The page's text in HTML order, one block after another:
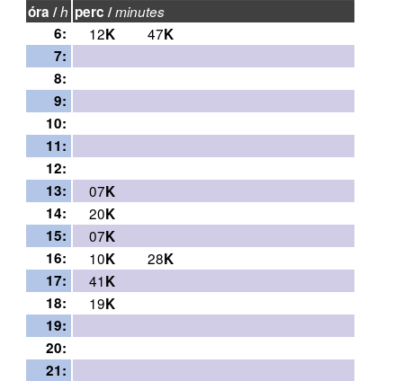
óra /h perc /minutes
6: 12K 47K
7:
8:
9:
10:
11:
12:
13:
07K
14:
20K
15:
07K
16:
10K 28K
17:
41K
18:
19K
19:
20:
21: